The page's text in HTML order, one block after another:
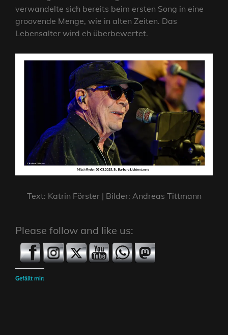
verwandelte sich bereits beim ersten Song in eine
groovende Menge, wie in alten Zeiten. Das
Lebensalter wird eh überbewertet.
Text: Katrin Förster | Bilder: Andreas Tittmann
Please follow and like us:
Gefällt mir: